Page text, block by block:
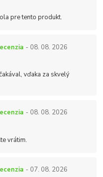
pre tento produkt.
- 08. 08. 2026
vďaka za skvelý
- 08. 08. 2026
vrátim.
- 07. 08. 2026